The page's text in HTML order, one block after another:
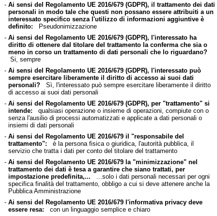
- Ai sensi del Regolamento UE 2016/679 (GDPR), il trattamento dei dati
personali in modo tale che questi non possano essere attribuiti a un
interessato specifico senza l'utilizzo di informazioni aggiuntive è
definito: Pseudonimizzazione
- Ai sensi del Regolamento UE 2016/679 (GDPR), l'interessato ha
diritto di ottenere dal titolare del trattamento la conferma che sia o
meno in corso un trattamento di dati personali che lo riguardano?
Si, sempre
- Ai sensi del Regolamento UE 2016/679 (GDPR), l'interessato può
sempre esercitare liberamente il diritto di accesso ai suoi dati
personali?Sì, l'interessato può sempre esercitare liberamente il diritto
di accesso ai suoi dati personali
- Ai sensi del Regolamento UE 2016/679 (GDPR), per "trattamento" si
intende: qualsiasi operazione o insieme di operazioni, compiute con o
senza l'ausilio di processi automatizzati e applicate a dati personali o
insiemi di dati personali
- Ai sensi del Regolamento UE 2016/679 il "responsabile del
trattamento": è la persona fisica o giuridica, l'autorità pubblica, il
servizio che tratta i dati per conto del titolare del trattamento
- Ai sensi del Regolamento UE 2016/679 la "minimizzazione" nel
trattamento dei dati è tesa a garantire che siano trattati, per
impostazione predefinita,... ...solo i dati personali necessari per ogni
specifica finalità del trattamento, obbligo a cui si deve attenere anche la
Pubblica Amministrazione
- Ai sensi del Regolamento UE 2016/679 l'informativa privacy deve
essere resa: con un linguaggio semplice e chiaro